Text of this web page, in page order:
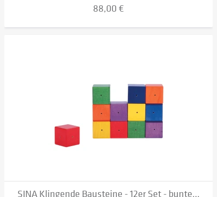
88,00 €
SINA Klingende Bausteine - 12er Set - bunte...